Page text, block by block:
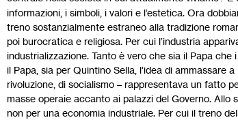
informazioni, i simboli, i valori e l’estetica. Ora
treno sostanzialmente estraneo alla tradizione
poi burocratica e religiosa. Per cui l’industria
industrializzazione. Tanto è vero che sia il Papa
il Papa, sia per Quintino Sella, l’idea di ammassare
rivoluzione, di socialismo – rappresentava un fatto
masse operaie accanto ai palazzi del Governo. Allo
non per una economia industriale. Per cui il treno